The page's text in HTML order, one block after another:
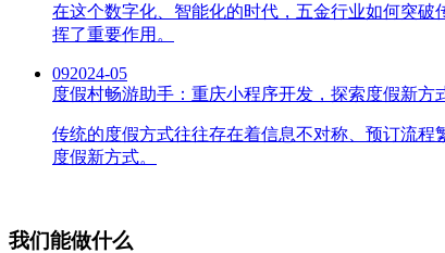
在这个数字化、智能化的时代，五金行业如何突
挥了重要作用。
092024-05
度假村畅游助手：重庆小程序开发，探索度假新方
传统的度假方式往往存在着信息不对称、预订流
度假新方式。
我们能做什么